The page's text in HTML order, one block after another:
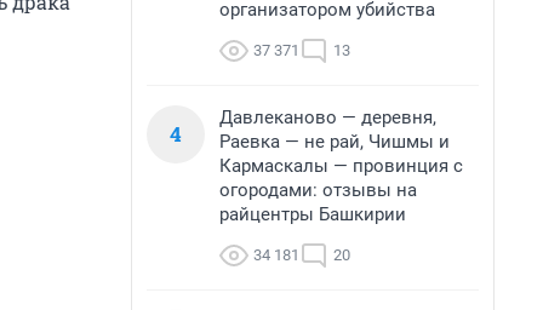
организатором убийства
37 371 13
4
Давлеканово — деревня,
Раевка — не рай, Чишмы и
Кармаскалы — провинция с
огородами: отзывы на
райцентры Башкирии
34 181 20